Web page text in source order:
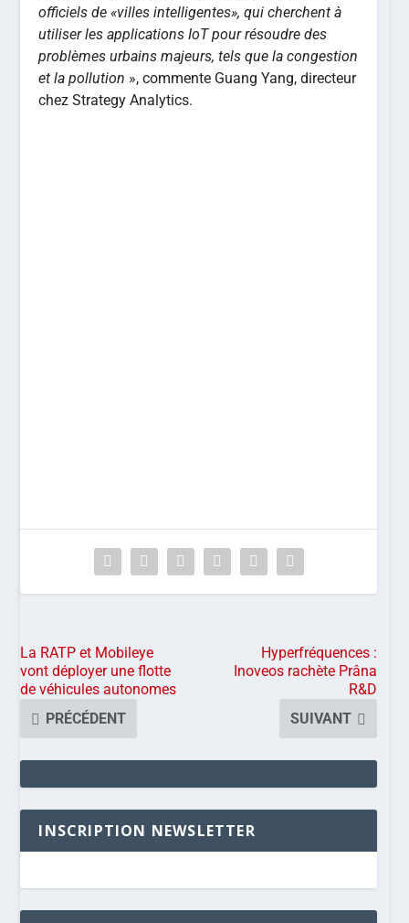
officiels de «villes intelligentes», qui cherchent à
utiliser les applications IoT pour résoudre des
problèmes urbains majeurs, tels que la congestion
et la pollution », commente Guang Yang, directeur
chez Strategy Analytics.
La RATP et Mobileye
vont déployer une flotte
de véhicules autonomes
PRÉCÉDENT
Hyperfréquences :
Inoveos rachète Prâna
R&D
SUIVANT
INSCRIPTION NEWSLETTER